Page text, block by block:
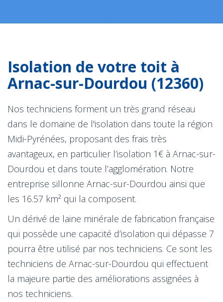
Isolation de votre toit à
Arnac-sur-Dourdou (12360)
Nos techniciens forment un très grand réseau
dans le domaine de l'isolation dans toute la région
Midi-Pyrénées, proposant des frais très
avantageux, en particulier l’isolation 1€ à Arnac-sur-
Dourdou et dans toute l’agglomération. Notre
entreprise sillonne Arnac-sur-Dourdou ainsi que
les 16.57 km² qui la composent.
Un dérivé de laine minérale de fabrication française
qui possède une capacité d’isolation qui dépasse 7
pourra être utilisé par nos techniciens. Ce sont les
techniciens de Arnac-sur-Dourdou qui effectuent
la majeure partie des améliorations assignées à
nos techniciens.